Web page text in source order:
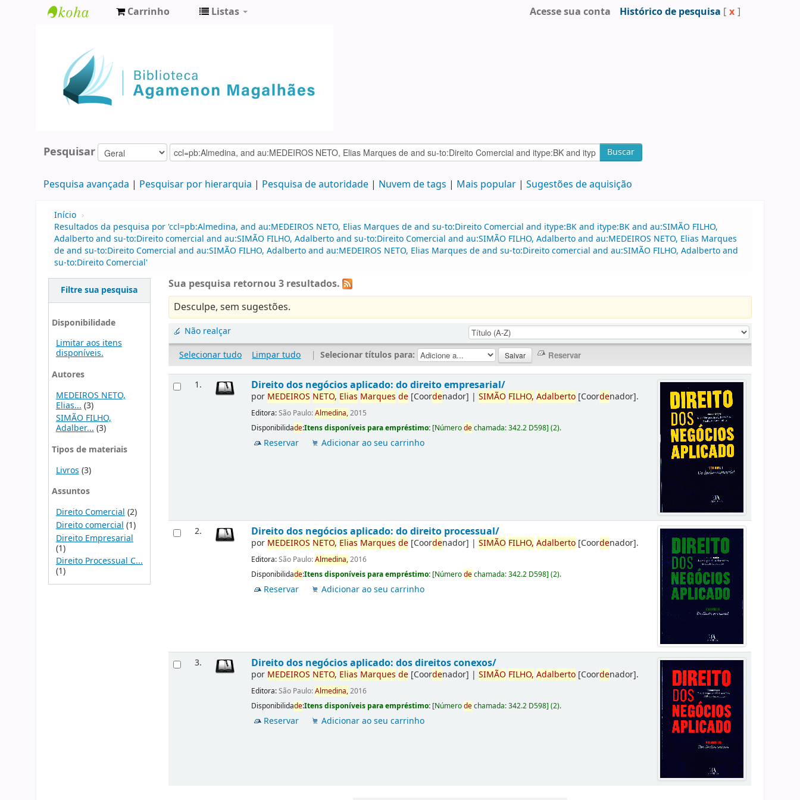
Agamenon
Magalhães
Carrinho Listas Acesse sua conta Histórico de pesquisa [ x ]
Pesquisar Buscar
Pesquisa avançada Pesquisar por hierarquia Pesquisa de autoridade Nuvem de tags Mais popular Sugestões de aquisição
Início ›
Resultados da pesquisa por 'ccl=pb:Almedina, and au:MEDEIROS NETO, Elias Marques de and su-to:Direito Comercial and itype:BK and itype:BK and au:SIMÃO FILHO,
Adalberto and su-to:Direito comercial and au:SIMÃO FILHO, Adalberto and su-to:Direito Comercial and au:SIMÃO FILHO, Adalberto and au:MEDEIROS NETO, Elias Marques
de and su-to:Direito Comercial and au:SIMÃO FILHO, Adalberto and au:MEDEIROS NETO, Elias Marques de and su-to:Direito comercial and au:SIMÃO FILHO, Adalberto and
su-to:Direito Comercial'
Filtre sua pesquisa
Disponibilidade
Limitar aos itens
disponíveis.
Autores
MEDEIROS NETO,
Elias... (3)
SIMÃO FILHO,
Adalber...(3)
Tipos de materiais
Livros (3)
Assuntos
Direito Comercial (2)
Direito comercial (1)
Direito Empresarial
(1)
Direito Processual C...
(1)
Sua pesquisa retornou 3 resultados.
Desculpe, sem sugestões.
Não realçar
Selecionar tudo
Limpar tudo | Selecionar títulos para:
1. Direito dos negócios aplicado: do direito empresarial/
por MEDEIROS NETO, Elias Marques de [Coordenador] |SIMÃO FILHO, Adalberto [Coordenador].
Editora:São Paulo:Almedina,2015
Disponibilidade:Itens disponíveis para empréstimo: [Númerodechamada:342.2 D598](2).
Reservar Adicionar ao seu carrinho
2. Direito dos negócios aplicado: do direito processual/
por MEDEIROS NETO, Elias Marques de [Coordenador] |SIMÃO FILHO, Adalberto [Coordenador].
Editora:São Paulo:Almedina,2016
Disponibilidade:Itens disponíveis para empréstimo: [Númerodechamada:342.2 D598](2).
Reservar Adicionar ao seu carrinho
3. Direito dos negócios aplicado: dos direitos conexos/
por MEDEIROS NETO, Elias Marques de [Coordenador] |SIMÃO FILHO, Adalberto [Coordenador].
Editora:São Paulo:Almedina,2016
Disponibilidade:Itens disponíveis para empréstimo: [Númerodechamada:342.2 D598](2).
Reservar Adicionar ao seu carrinho